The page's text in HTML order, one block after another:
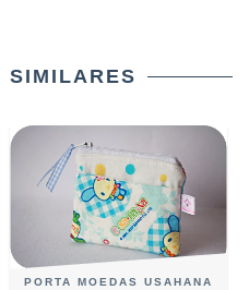
SIMILARES
PORTA MOEDAS USAHANA